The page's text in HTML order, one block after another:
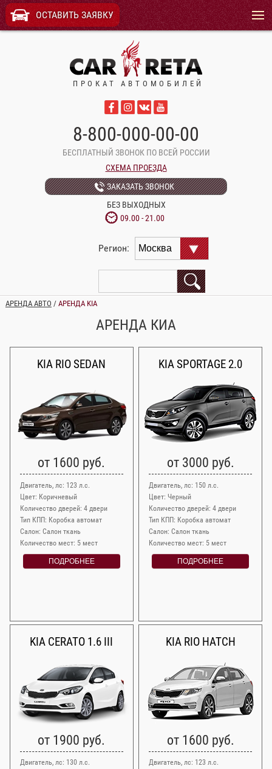
ОСТАВИТЬ ЗАЯВКУ
Menu
ПРОКАТ АВТОМОБИЛЕЙ
8-800-000-00-00
БЕСПЛАТНЫЙ ЗВОНОК ПО ВСЕЙ РОССИИ
СХЕМА ПРОЕЗДА
ЗАКАЗАТЬ ЗВОНОК
БЕЗ ВЫХОДНЫХ
09.00 - 21.00
Регион:
АРЕНДА АВТО / АРЕНДА KIA
АРЕНДА КИА
KIA RIO SEDAN
от 1600 руб.
Двигатель, лс: 123 л.с.
Цвет: Коричневый
Количество дверей: 4 двери
Тип КПП: Коробка автомат
Салон: Салон ткань
Количество мест: 5 мест
ПОДРОБНЕЕ
KIA SPORTAGE 2.0
от 3000 руб.
Двигатель, лс: 150 л.с.
Цвет: Черный
Количество дверей: 4 двери
Тип КПП: Коробка автомат
Салон: Салон ткань
Количество мест: 5 мест
ПОДРОБНЕЕ
KIA CERATO 1.6 III
от 1900 руб.
Двигатель, лс: 130 л.с.
KIA RIO HATCH
от 1600 руб.
Двигатель, лс: 123 л.с.